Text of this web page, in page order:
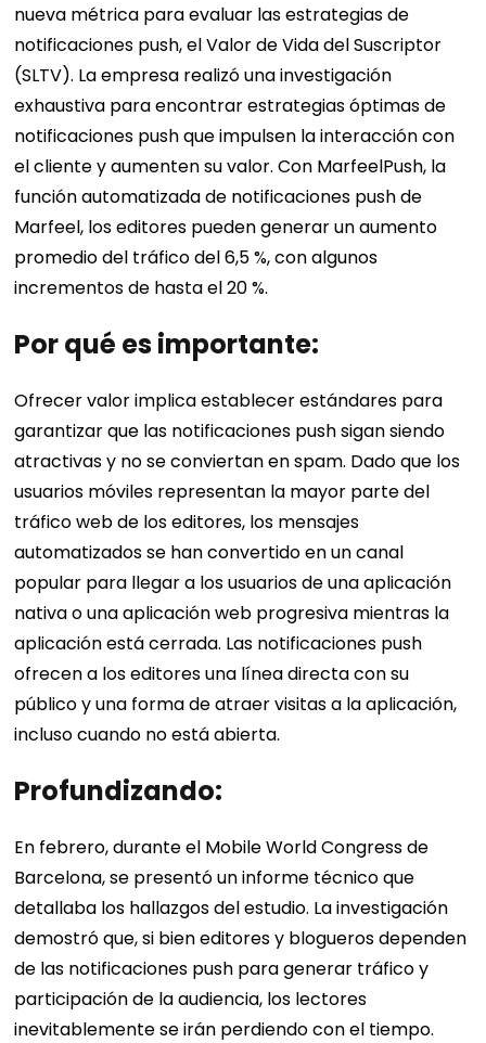
nueva métrica para evaluar las estrategias de
notificaciones push, el Valor de Vida del Suscriptor
(SLTV). La empresa realizó una investigación
exhaustiva para encontrar estrategias óptimas de
notificaciones push que impulsen la interacción con
el cliente y aumenten su valor. Con MarfeelPush, la
función automatizada de notificaciones push de
Marfeel, los editores pueden generar un aumento
promedio del tráfico del 6,5 %, con algunos
incrementos de hasta el 20 %.
Por qué es importante:
Ofrecer valor implica establecer estándares para
garantizar que las notificaciones push sigan siendo
atractivas y no se conviertan en spam. Dado que los
usuarios móviles representan la mayor parte del
tráfico web de los editores, los mensajes
automatizados se han convertido en un canal
popular para llegar a los usuarios de una aplicación
nativa o una aplicación web progresiva mientras la
aplicación está cerrada. Las notificaciones push
ofrecen a los editores una línea directa con su
público y una forma de atraer visitas a la aplicación,
incluso cuando no está abierta.
Profundizando:
En febrero, durante el Mobile World Congress de
Barcelona, ​​se presentó un informe técnico que
detallaba los hallazgos del estudio. La investigación
demostró que, si bien editores y blogueros dependen
de las notificaciones push para generar tráfico y
participación de la audiencia, los lectores
inevitablemente se irán perdiendo con el tiempo.